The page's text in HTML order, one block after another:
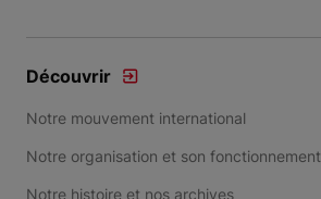
Découvrir
Notre mouvement international
Notre organisation et son fonctionnement
Notre histoire et nos archives